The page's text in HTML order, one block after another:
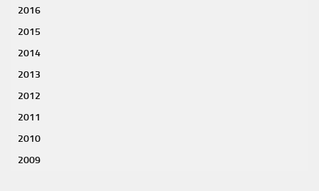
2016
2015
2014
2013
2012
2011
2010
2009